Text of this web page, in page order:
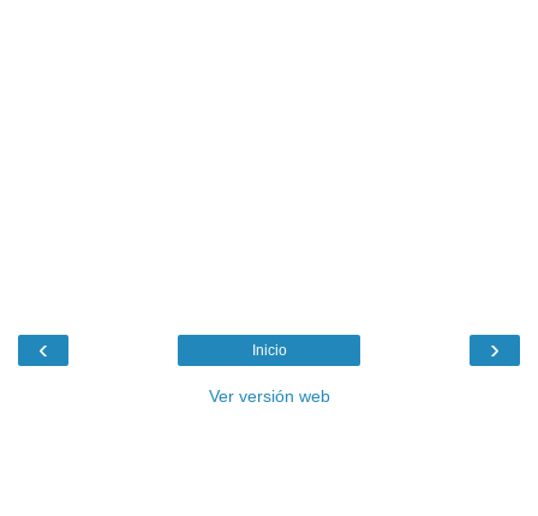
‹ ›
Inicio
Ver versión web